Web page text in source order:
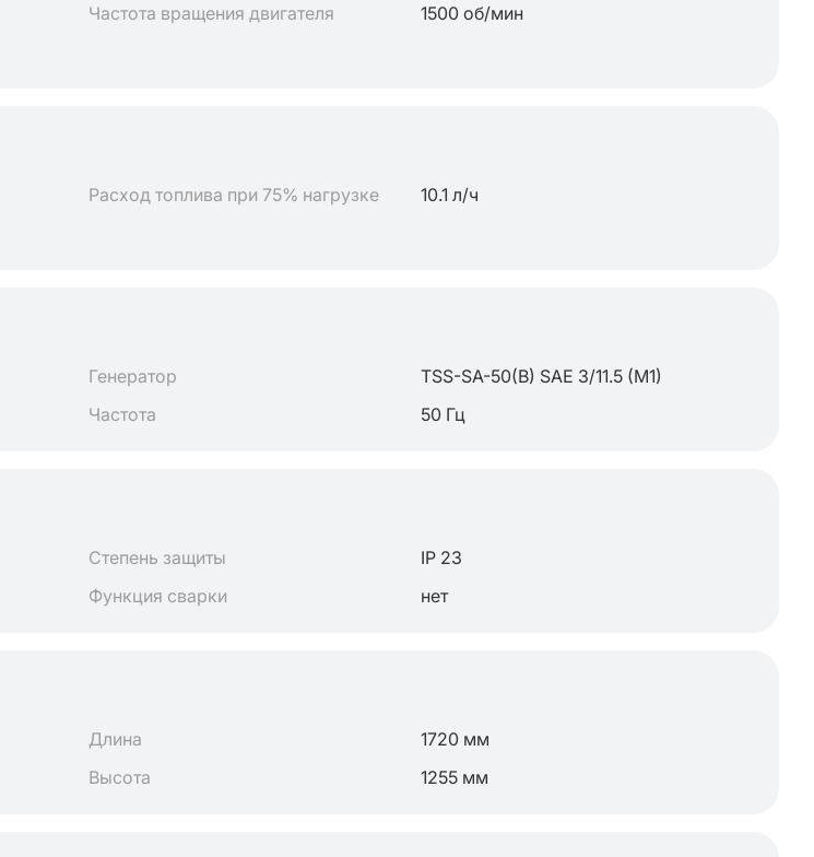
Частота вращения двигателя
1500 об/мин
Расход топлива при 75% нагрузке
10.1 л/ч
Генератор
TSS-SA-50(B) SAE 3/11.5 (M1)
Частота 50 Гц
Степень защиты
IP 23
Функция сварки нет
Длина
1720 мм
Высота 1255 мм